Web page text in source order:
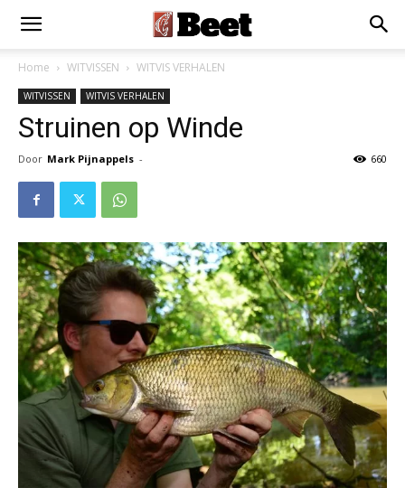
Home WITVISSEN WITVIS VERHALEN
WITVISSEN WITVIS VERHALEN
Struinen op Winde
Door Mark Pijnappels - 660